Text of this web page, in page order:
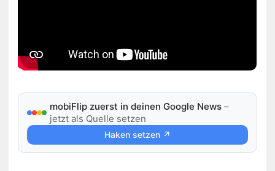
mobiFlip zuerst in deinen Google News –
jetzt als Quelle setzen
Haken setzen ↗